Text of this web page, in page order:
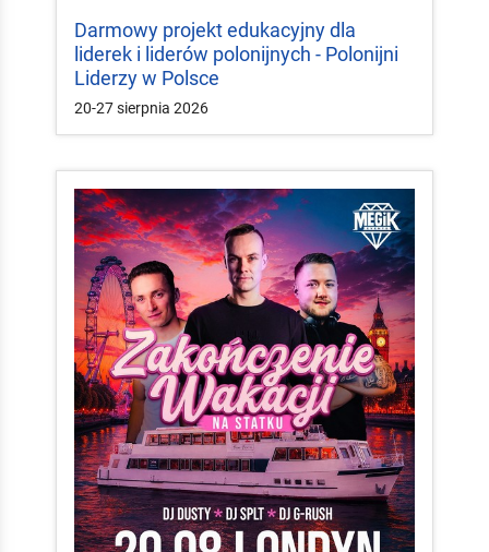
Darmowy projekt edukacyjny dla
liderek i liderów polonijnych - Polonijni
Liderzy w Polsce
20-27 sierpnia 2026